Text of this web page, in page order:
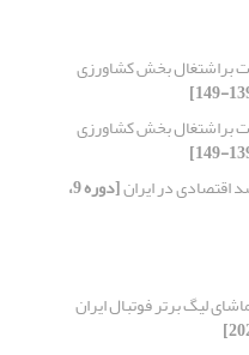
براشتغال بخش کشاورزی
براشتغال بخش کشاورزی
اقتصادی در ایران [دوره 9،
لیگ برتر فوتبال ایران